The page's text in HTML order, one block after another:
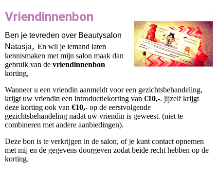
Vriendinnenbon
Ben je tevreden over Beautysalon
Natasja, En wil je iemand laten
kennismaken met mijn salon maak dan
gebruik van de vriendinnenbon
korting,
Wanneer u een vriendin aanmeldt voor een gezichtsbehandeling,
krijgt uw vriendin een introductiekorting van €10,-. jijzelf krijgt
deze korting ook van €10,- op de eerstvolgende
gezichtsbehandeling nadat uw vriendin is geweest. (niet te
combineren met andere aanbiedingen).
Deze bon is te verkrijgen in de salon, of je kunt contact opnemen
met mij en de gegevens doorgeven zodat beide recht hebben op de
korting.